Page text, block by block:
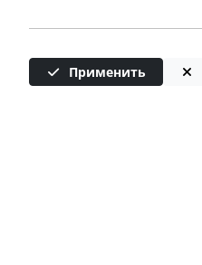
Применить